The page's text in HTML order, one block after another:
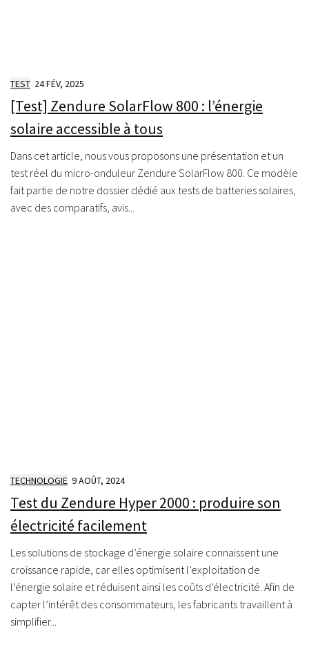
TEST 24 FÉV, 2025
[Test] Zendure SolarFlow 800 : l’énergie
solaire accessible à tous
Dans cet article, nous vous proposons une présentation et un
test réel du micro-onduleur Zendure SolarFlow 800. Ce modèle
fait partie de notre dossier dédié aux tests de batteries solaires,
avec des comparatifs, avis...
TECHNOLOGIE 9 AOÛT, 2024
Test du Zendure Hyper 2000 : produire son
électricité facilement
Les solutions de stockage d’énergie solaire connaissent une
croissance rapide, car elles optimisent l’exploitation de
l’énergie solaire et réduisent ainsi les coûts d’électricité. Afin de
capter l’intérêt des consommateurs, les fabricants travaillent à
simplifier...